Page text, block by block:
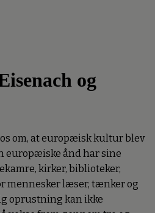
og
om, at europæisk kultur blev
europæiske ånd har sine
kirker, biblioteker,
mennesker læser, tænker og
oprustning kan ikke